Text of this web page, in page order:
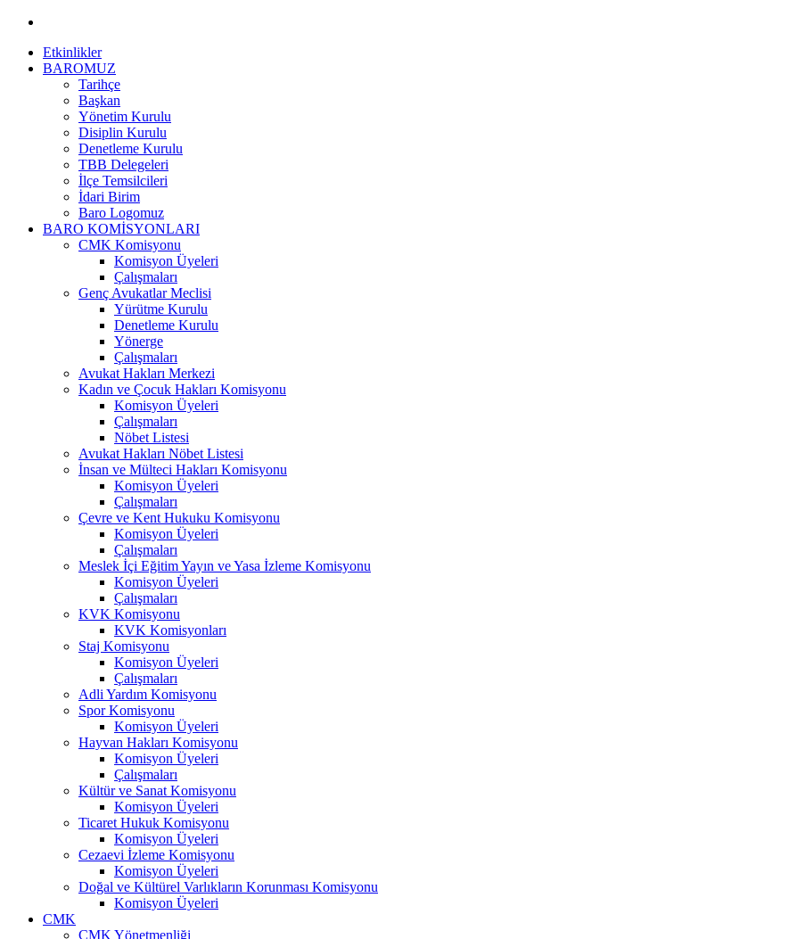
Etkinlikler
BAROMUZ
Tarihçe
Başkan
Yönetim Kurulu
Disiplin Kurulu
Denetleme Kurulu
TBB Delegeleri
İlçe Temsilcileri
İdari Birim
Baro Logomuz
BARO KOMİSYONLARI
CMK Komisyonu
Komisyon Üyeleri
Çalışmaları
Genç Avukatlar Meclisi
Yürütme Kurulu
Denetleme Kurulu
Yönerge
Çalışmaları
Avukat Hakları Merkezi
Kadın ve Çocuk Hakları Komisyonu
Komisyon Üyeleri
Çalışmaları
Nöbet Listesi
Avukat Hakları Nöbet Listesi
İnsan ve Mülteci Hakları Komisyonu
Komisyon Üyeleri
Çalışmaları
Çevre ve Kent Hukuku Komisyonu
Komisyon Üyeleri
Çalışmaları
Meslek İçi Eğitim Yayın ve Yasa İzleme Komisyonu
Komisyon Üyeleri
Çalışmaları
KVK Komisyonu
KVK Komisyonları
Staj Komisyonu
Komisyon Üyeleri
Çalışmaları
Adli Yardım Komisyonu
Spor Komisyonu
Komisyon Üyeleri
Hayvan Hakları Komisyonu
Komisyon Üyeleri
Çalışmaları
Kültür ve Sanat Komisyonu
Komisyon Üyeleri
Ticaret Hukuk Komisyonu
Komisyon Üyeleri
Cezaevi İzleme Komisyonu
Komisyon Üyeleri
Doğal ve Kültürel Varlıkların Korunması Komisyonu
Komisyon Üyeleri
CMK
CMK Yönetmenliği